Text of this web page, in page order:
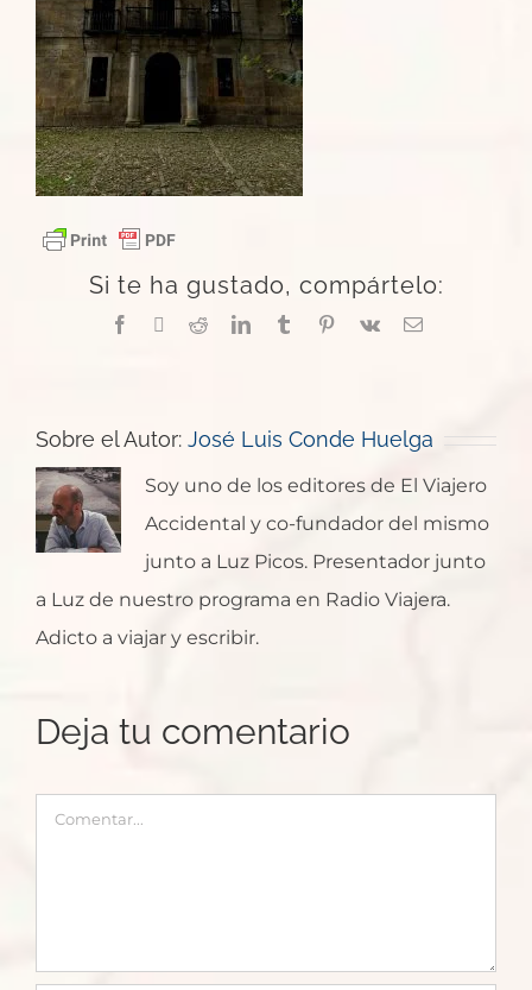
Si te ha gustado, compártelo:
Facebook RedditLinkedInTumblrPinterest
Vk
Correo
Sobre el Autor: José Luis Conde Huelga
Soy uno de los editores de El Viajero
Accidental y co-fundador del mismo
junto a Luz Picos. Presentador junto
a Luz de nuestro programa en Radio Viajera.
Adicto a viajar y escribir.
Deja tu comentario
Comentar